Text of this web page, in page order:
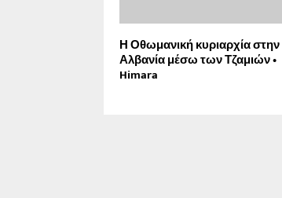
Η Οθωμανική κυριαρχία στην
Αλβανία μέσω των Τζαμιών •
Himara